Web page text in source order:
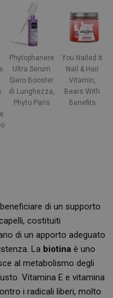
Phytophanere
Ultra Serum
Siero Booster
di Lunghezza,
Phyto Paris
You Nailed it
Nail & Hair
Vitamin,
Bears With
Benefits
di un supporto
costituiti
di un apporto adeguato
La biotina è uno
al metabolismo degli
Vitamina E e vitamina
i radicali liberi, molto